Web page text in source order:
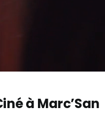
à Marc’San